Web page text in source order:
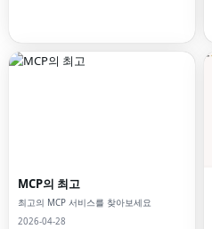
MCP의 최고
최고의 MCP 서비스를 찾아보세요
2026-04-28